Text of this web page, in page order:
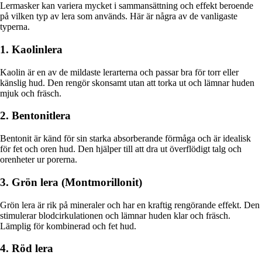
Lermasker kan variera mycket i sammansättning och effekt beroende
på vilken typ av lera som används. Här är några av de vanligaste
typerna.
1. Kaolinlera
Kaolin är en av de mildaste lerarterna och passar bra för torr eller
känslig hud. Den rengör skonsamt utan att torka ut och lämnar huden
mjuk och fräsch.
2. Bentonitlera
Bentonit är känd för sin starka absorberande förmåga och är idealisk
för fet och oren hud. Den hjälper till att dra ut överflödigt talg och
orenheter ur porerna.
3. Grön lera (Montmorillonit)
Grön lera är rik på mineraler och har en kraftig rengörande effekt. Den
stimulerar blodcirkulationen och lämnar huden klar och fräsch.
Lämplig för kombinerad och fet hud.
4. Röd lera